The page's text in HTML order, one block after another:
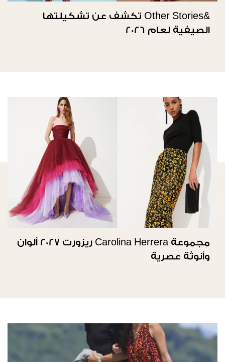
&Other Stories تكشف عن تشكيلتها
الصيفية لعام 2026
مجموعة Carolina Herrera ريزورت 2027 ألوان
وأنوثة عصرية